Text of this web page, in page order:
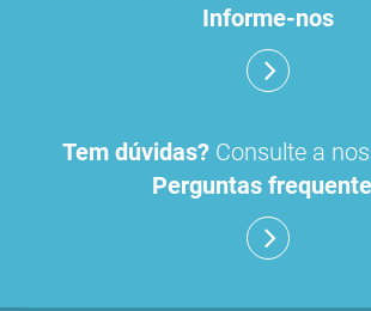
Informe-nos
Tem dúvidas? Consulte a
Perguntas